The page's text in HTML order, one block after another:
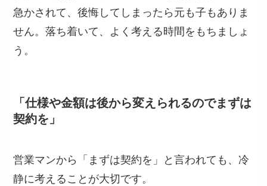
急かされて、後悔してしまったら元も子もありま
せん。落ち着いて、よく考える時間をもちましょ
う。
「仕様や金額は後から変えられるのでまずは
契約を」
営業マンから「まずは契約を」と言われても、冷
静に考えることが大切です。